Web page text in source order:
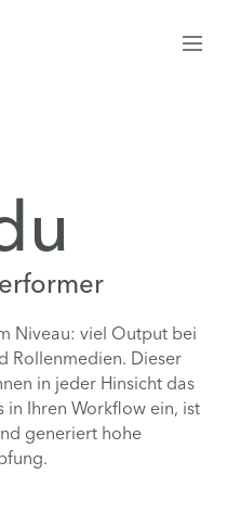
Niveau: viel Output bei
Rollenmedien. Dieser
in jeder Hinsicht das
in Ihren Workflow ein, ist
generiert hohe